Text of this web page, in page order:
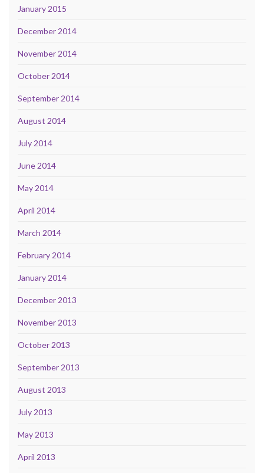
January 2015
December 2014
November 2014
October 2014
September 2014
August 2014
July 2014
June 2014
May 2014
April 2014
March 2014
February 2014
January 2014
December 2013
November 2013
October 2013
September 2013
August 2013
July 2013
May 2013
April 2013